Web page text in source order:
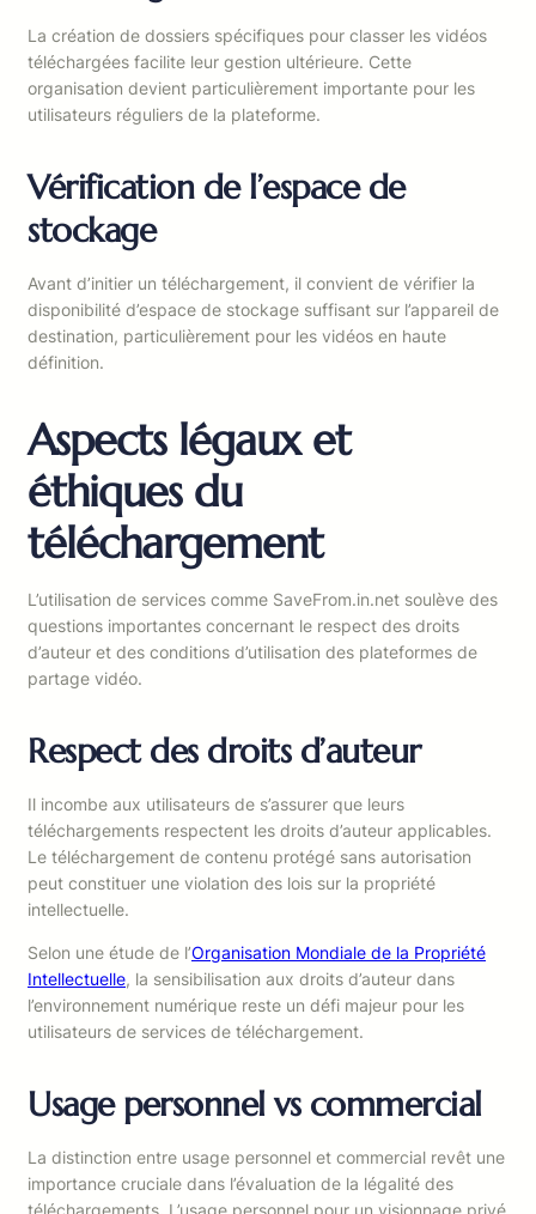
La création de dossiers spécifiques pour classer les vidéos
téléchargées facilite leur gestion ultérieure. Cette
organisation devient particulièrement importante pour les
utilisateurs réguliers de la plateforme.
Vérification de l’espace de
stockage
Avant d’initier un téléchargement, il convient de vérifier la
disponibilité d’espace de stockage suffisant sur l’appareil de
destination, particulièrement pour les vidéos en haute
définition.
Aspects légaux et
éthiques du
téléchargement
L’utilisation de services comme SaveFrom.in.net soulève des
questions importantes concernant le respect des droits
d’auteur et des conditions d’utilisation des plateformes de
partage vidéo.
Respect des droits d’auteur
Il incombe aux utilisateurs de s’assurer que leurs
téléchargements respectent les droits d’auteur applicables.
Le téléchargement de contenu protégé sans autorisation
peut constituer une violation des lois sur la propriété
intellectuelle.
Selon une étude de l’Organisation Mondiale de la Propriété
Intellectuelle, la sensibilisation aux droits d’auteur dans
l’environnement numérique reste un défi majeur pour les
utilisateurs de services de téléchargement.
Usage personnel vs commercial
La distinction entre usage personnel et commercial revêt une
importance cruciale dans l’évaluation de la légalité des